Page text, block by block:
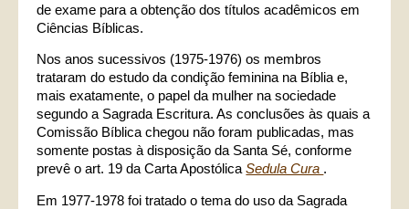
de exame para a obtenção dos títulos acadêmicos em
Ciências Bíblicas.
Nos anos sucessivos (1975-1976) os membros
trataram do estudo da condição feminina na Bíblia e,
mais exatamente, o papel da mulher na sociedade
segundo a Sagrada Escritura. As conclusões às quais a
Comissão Bíblica chegou não foram publicadas, mas
somente postas à disposição da Santa Sé, conforme
prevê o art. 19 da Carta ApostólicaSedula Cura .
Em 1977-1978 foi tratado o tema do uso da Sagrada